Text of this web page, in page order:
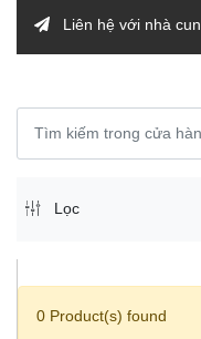
Liên hệ với nhà
Lọc
0 Product(s) found